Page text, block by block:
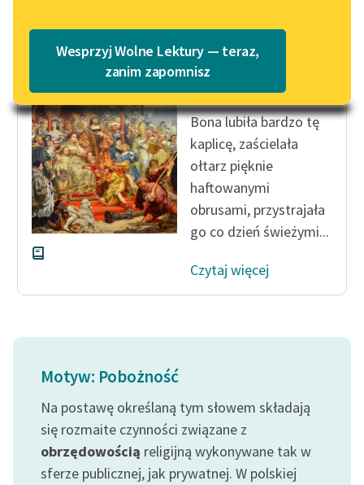
Lektury szkolne i klasyka
literatury do słuchania dla
uczennic i uczniów z
niepełnosprawnościami
E-kolekcja lektur
szkolnych i literatury do
słuchania dla uczennic i
uczniów z
niepełnosprawnościami
Popularyzacja
twórców przechodzących
do domeny publicznej,
lektur szkolnych oraz
Starego Testamentu
Katalog w formacie PDF
Wesprzyj Wolne Lektury — teraz,
zanim zapomnisz
Antonina Domańska
Paziowie króla
Zygmunta
Bona lubiła bardzo tę
kaplicę, zaścielała
ołtarz pięknie
haftowanymi
obrusami, przystrajała
go co dzień świeżymi...
Czytaj więcej
Motyw: Pobożność
Na postawę określaną tym słowem składają
się rozmaite czynności związane z
obrzędowością religijną wykonywane tak w
sferze publicznej, jak prywatnej. W polskiej